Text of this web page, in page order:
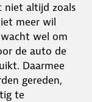
niet altijd zoals
meer wil
wel om
de auto de
Daarmee
gereden,
te